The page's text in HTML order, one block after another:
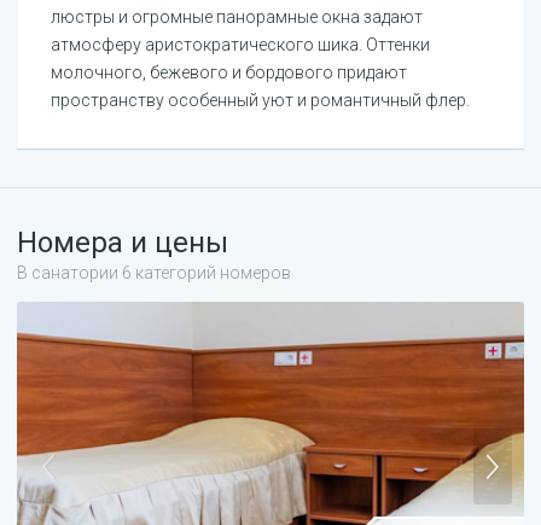
люстры и огромные панорамные окна задают
атмосферу аристократического шика. Оттенки
молочного, бежевого и бордового придают
пространству особенный уют и романтичный флер.
Номера и цены
В санатории 6 категорий номеров